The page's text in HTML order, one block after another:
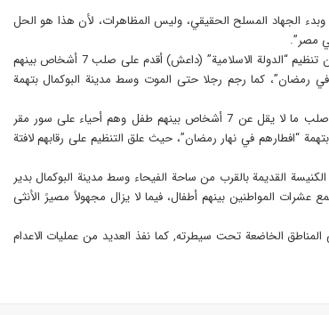
وبدء الجهاد المسلح الحقيقي، وليس المظاهرات، لأن هذا هو الحل
مصر”.
وفي سوريا قال المرصد السوري لحقوق الانسان.. ان تنظيم “الدولة الاسلامية” (داعش) أقدم على صلب 7 أشخاص بينهم
في رمضان”، كما رجم رجلا حتى الموت وسط مدينة البوكمال بتهمة
وأوضح المرصد في بيان له، أن “الدولة الاسلامية” صلب ما لا يقل عن 7 أشخاص بينهم طفل وهم أحياء على سور مقر
“افطارهم في نهار رمضان”، حيث علق التنظيم على رقابهم لافتة
القديمة بالقرب من ساحة الفيحاء وسط مدينة البوكمال بدير
عشرات المواطنين بينهم أطفال، فيما لا يزال مجهولاً مصيرً الأنثى
المناطق الخاضعة تحت سيطرته, كما نفذ العديد من عمليات الاعدام